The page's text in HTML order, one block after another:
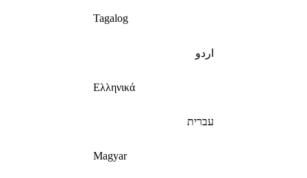
Tagalog
اردو
Ελληνικά
עברית
Magyar